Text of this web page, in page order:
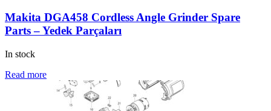
Makita DGA458 Cordless Angle Grinder Spare
Parts – Yedek Parçaları
In stock
Read more